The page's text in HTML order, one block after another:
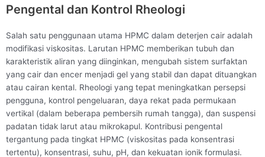
Pengental dan Kontrol Rheologi
Salah satu penggunaan utama HPMC dalam deterjen cair adalah
modifikasi viskositas. Larutan HPMC memberikan tubuh dan
karakteristik aliran yang diinginkan, mengubah sistem surfaktan
yang cair dan encer menjadi gel yang stabil dan dapat dituangkan
atau cairan kental. Rheologi yang tepat meningkatkan persepsi
pengguna, kontrol pengeluaran, daya rekat pada permukaan
vertikal (dalam beberapa pembersih rumah tangga), dan suspensi
padatan tidak larut atau mikrokapul. Kontribusi pengental
tergantung pada tingkat HPMC (viskositas pada konsentrasi
tertentu), konsentrasi, suhu, pH, dan kekuatan ionik formulasi.